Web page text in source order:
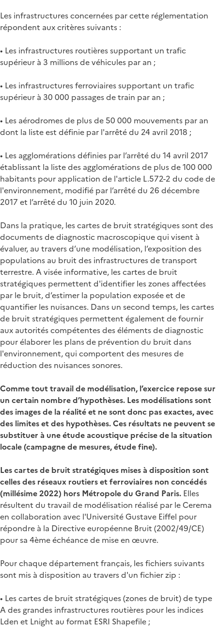
Les infrastructures concernées par cette réglementation
répondent aux critères suivants :
• Les infrastructures routières supportant un trafic
supérieur à 3 millions de véhicules par an ;
• Les infrastructures ferroviaires supportant un trafic
supérieur à 30 000 passages de train par an ;
• Les aérodromes de plus de 50 000 mouvements par an
dont la liste est définie par l'arrêté du 24 avril 2018 ;
• Les agglomérations définies par l’arrêté du 14 avril 2017
établissant la liste des agglomérations de plus de 100 000
habitants pour application de l'article L.572-2 du code de
l'environnement, modifié par l’arrêté du 26 décembre
2017 et l’arrêté du 10 juin 2020.
Dans la pratique, les cartes de bruit stratégiques sont des
documents de diagnostic macroscopique qui visent à
évaluer, au travers d’une modélisation, l’exposition des
populations au bruit des infrastructures de transport
terrestre. A visée informative, les cartes de bruit
stratégiques permettent d'identifier les zones affectées
par le bruit, d’estimer la population exposée et de
quantifier les nuisances. Dans un second temps, les cartes
de bruit stratégiques permettent également de fournir
aux autorités compétentes des éléments de diagnostic
pour élaborer les plans de prévention du bruit dans
l'environnement, qui comportent des mesures de
réduction des nuisances sonores.
Comme tout travail de modélisation, l’exercice repose sur
un certain nombre d’hypothèses. Les modélisations sont
des images de la réalité et ne sont donc pas exactes, avec
des limites et des hypothèses. Ces résultats ne peuvent se
substituer à une étude acoustique précise de la situation
locale (campagne de mesures, étude fine).
Les cartes de bruit stratégiques mises à disposition sont
celles des réseaux routiers et ferroviaires non concédés
(millésime 2022) hors Métropole du Grand Paris. Elles
résultent du travail de modélisation réalisé par le Cerema
en collaboration avec l'Université Gustave Eiffel pour
répondre à la Directive européenne Bruit (2002/49/CE)
pour sa 4ème échéance de mise en œuvre.
Pour chaque département français, les fichiers suivants
sont mis à disposition au travers d'un fichier zip :
• Les cartes de bruit stratégiques (zones de bruit) de type
A des grandes infrastructures routières pour les indices
Lden et Lnight au format ESRI Shapefile ;